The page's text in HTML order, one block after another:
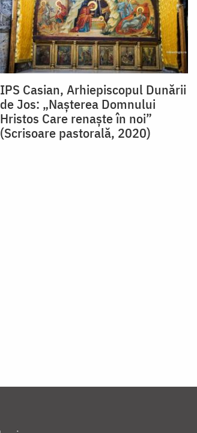
IPS Casian, Arhiepiscopul Dunării
de Jos: „Nașterea Domnului
Hristos Care renaște în noi”
(Scrisoare pastorală, 2020)